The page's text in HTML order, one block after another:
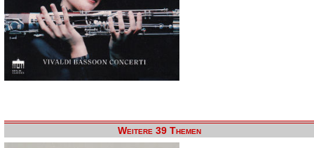
Weitere 39 Themen